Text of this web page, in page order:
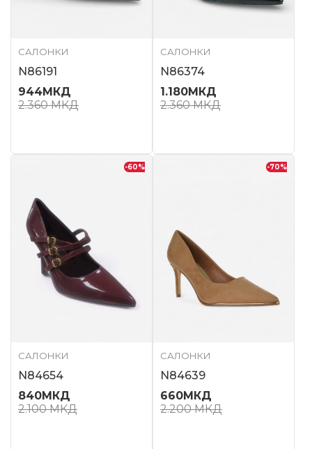
САЛОНКИ
N86191
944МКД
2.360МКД
САЛОНКИ
N86374
1.180МКД
2.360МКД
-60%
САЛОНКИ
N84654
840МКД
2.100МКД
-70%
САЛОНКИ
N84639
660МКД
2.200МКД